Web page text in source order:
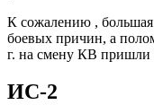
К сожалению , большая
боевых причин, а
г. на смену КВ
ИС-2